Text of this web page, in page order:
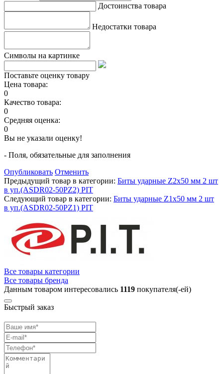
Достоинства товара
Недостатки товара
Символы на картинке
Поставьте оценку товару
Цена товара:
0
Качество товара:
0
Средняя оценка:
0
Вы не указали оценку!
- Поля, обязательные для заполнения
Опубликовать Отменить
Предыдущий товар в категории: Биты ударные Z2x50 мм 2 шт
в уп.(ASDR02-50PZ2) PIT
Следующий товар в категории: Биты ударные Z1x50 мм 2 шт
в уп.(ASDR02-50PZ1) PIT
Все товары категории
Все товары бренда
Данным товаром интересовались 1119 покупателя(-ей)
Быстрый заказ